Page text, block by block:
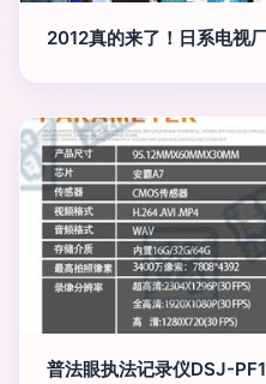
2012真的来了！日系电视
普法眼执法记录仪DSJ-